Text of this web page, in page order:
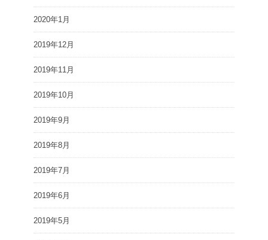
2020年1月
2019年12月
2019年11月
2019年10月
2019年9月
2019年8月
2019年7月
2019年6月
2019年5月